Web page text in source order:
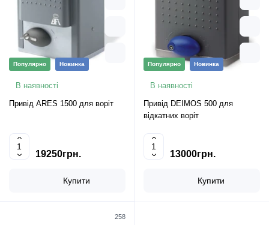
Популярно Новинка
В наявності
Привід ARES 1500 для воріт
19250грн.
Купити
Популярно Новинка
В наявності
Привід DEIMOS 500 для
відкатних воріт
13000грн.
Купити
258